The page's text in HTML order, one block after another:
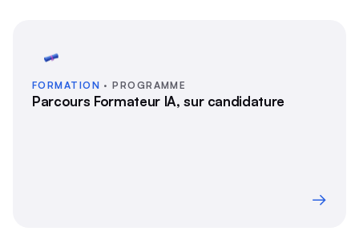
FORMATION · PROGRAMME
Parcours Formateur IA, sur candidature
→